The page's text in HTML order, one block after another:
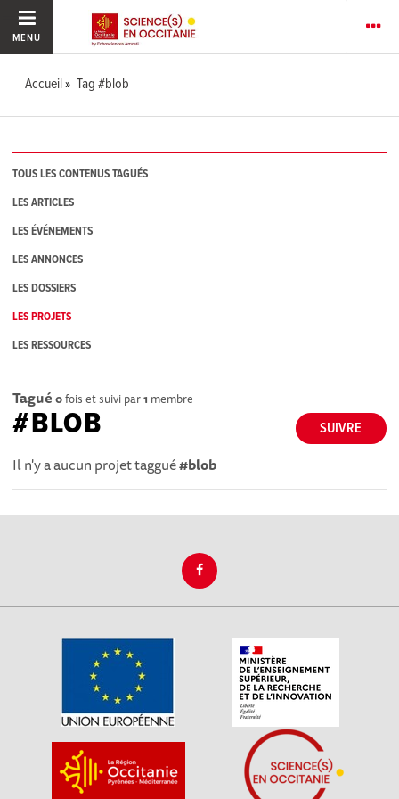
MENU
Accueil Tag #blob
TOUS LES CONTENUS TAGUÉS
LES ARTICLES
LES ÉVÉNEMENTS
LES ANNONCES
LES DOSSIERS
LES PROJETS
LES RESSOURCES
Tagué 0fois et suivi par1 membre
SUIVRE
#BLOB
Il n'y a aucun projet taggué#blob